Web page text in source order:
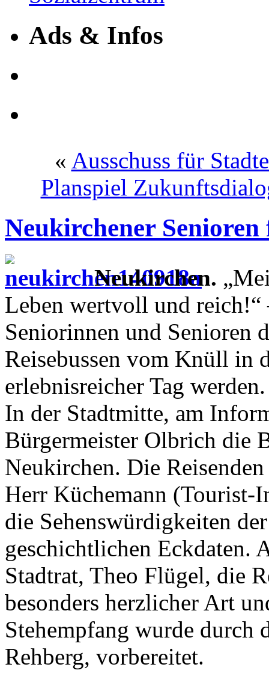
Ads & Infos
« Ausschuss für
Planspiel
Neukirchener
Neukirchen.
Leben wertvoll und
Seniorinnen und Senioren
Reisebussen vom Knüll in
erlebnisreicher Tag
In der Stadtmitte, am
Bürgermeister Olbrich die
Neukirchen. Die
Herr Küchemann (Tourist-
die Sehenswürdigkeiten
geschichtlichen Eckdaten.
Stadtrat, Theo Flügel, die
besonders herzlicher Art
Stehempfang wurde durch
Rehberg, vorbereitet.